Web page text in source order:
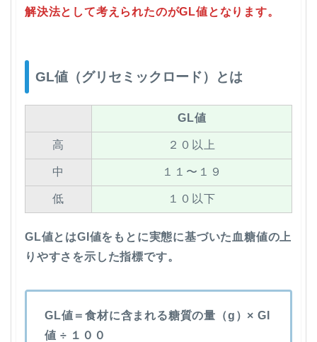
解決法として考えられたのがGL値となります。
GL値（グリセミックロード）とは
GL値
高 ２０以上
中 １１〜１９
低 １０以下
GL値とはGI値をもとに実態に基づいた血糖値の上
りやすさを示した指標です。
GL値＝食材に含まれる糖質の量（g）× GI
値 ÷ １００